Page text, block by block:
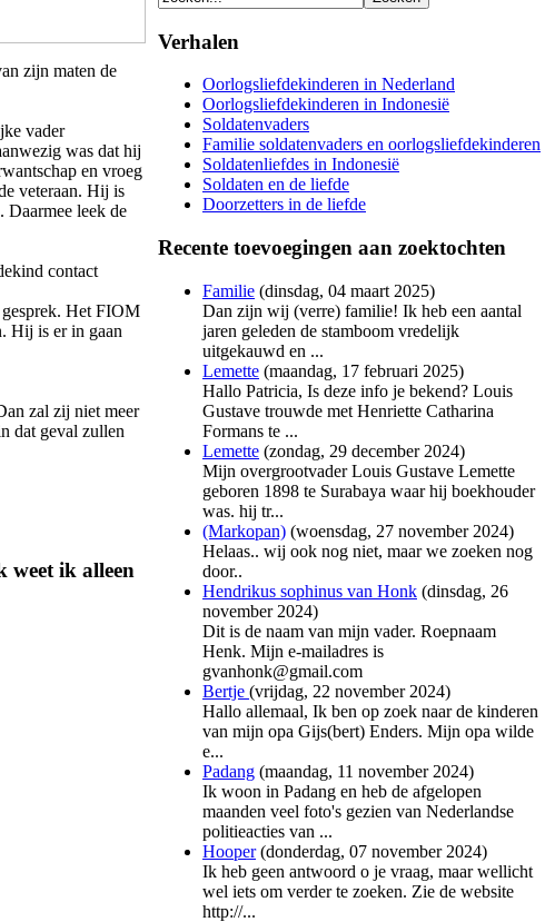
zijn maten de
vader
was dat hij
en vroeg
veteraan. Hij is
Daarmee leek de
contact
gesprek. Het FIOM
Hij is er in gaan
zal zij niet meer
dat geval zullen
weet ik alleen
Verhalen
Oorlogsliefdekinderen in Nederland
Oorlogsliefdekinderen in Indonesië
Soldatenvaders
Familie soldatenvaders en oorlogsliefdekinderen
Soldatenliefdes in Indonesië
Soldaten en de liefde
Doorzetters in de liefde
Recente toevoegingen aan zoektochten
Familie (dinsdag, 04 maart 2025)
Dan zijn wij (verre) familie! Ik heb een aantal
jaren geleden de stamboom vredelijk
uitgekauwd en ...
Lemette (maandag, 17 februari 2025)
Hallo Patricia, Is deze info je bekend? Louis
Gustave trouwde met Henriette Catharina
Formans te ...
Lemette (zondag, 29 december 2024)
Mijn overgrootvader Louis Gustave Lemette
geboren 1898 te Surabaya waar hij boekhouder
was. hij tr...
(Markopan) (woensdag, 27 november 2024)
Helaas.. wij ook nog niet, maar we zoeken nog
door..
Hendrikus sophinus van Honk (dinsdag, 26
november 2024)
Dit is de naam van mijn vader. Roepnaam
Henk. Mijn e-mailadres is
gvanhonk@gmail.com
Bertje (vrijdag, 22 november 2024)
Hallo allemaal, Ik ben op zoek naar de kinderen
van mijn opa Gijs(bert) Enders. Mijn opa wilde
e...
Padang (maandag, 11 november 2024)
Ik woon in Padang en heb de afgelopen
maanden veel foto's gezien van Nederlandse
politieacties van ...
Hooper(donderdag, 07 november 2024)
Ik heb geen antwoord o je vraag, maar wellicht
wel iets om verder te zoeken. Zie de website
http://...